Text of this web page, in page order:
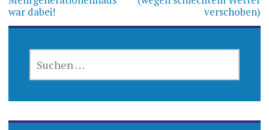
war dabei!
verschoben)
NACH: